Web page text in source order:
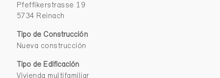
Pfeffikerstrasse 19
5734 Reinach
Tipo de Construcción
Nueva construcción
Tipo de Edificación
Vivienda multifamiliar